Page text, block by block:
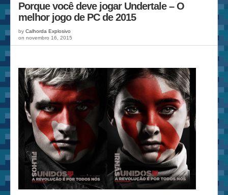
Porque você deve jogar Undertale – O
melhor jogo de PC de 2015
by Calhorda Explosivo
on novembro 16, 2015